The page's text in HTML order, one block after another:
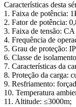
Características desta
1. Faixa de potência:
2. Fator de potência:
3. Faixa de tensão:
4. Frequência de
5. Grau de proteção:
6. Classe de
7. Características da
8. Proteção da carga:
9. Resfriamento:
10. Temperatura
11. Altitude: ≤3000m;